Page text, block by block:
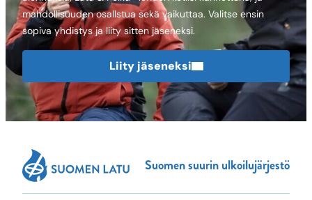
mahdollisuuden osallstua sekä vaikuttaa. Valitse ensin
sopiva yhdistys ja liity sitten jäseneksi.
Liity jäseneksi
Suomen suurin ulkoilujärjestö